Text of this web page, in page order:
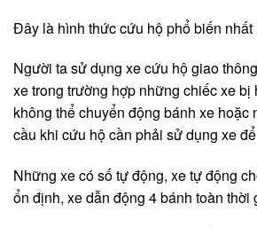
Đây là hình thức cứu hộ phổ biến nhất
Người ta sử dụng xe cứu hộ giao
xe trong trường hợp những chiếc xe bị
không thể chuyển động bánh xe hoặc
cầu khi cứu hộ cần phải sử dụng xe
Những xe có số tự động, xe tự động
ổn định, xe dẫn động 4 bánh toàn thời